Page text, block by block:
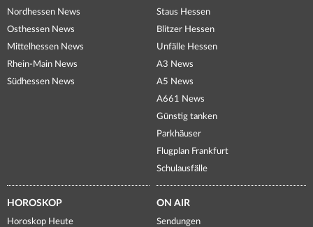
Nordhessen News
Osthessen News
Mittelhessen News
Rhein-Main News
Südhessen News
Staus Hessen
Blitzer Hessen
Unfälle Hessen
A3 News
A5 News
A661 News
Günstig tanken
Parkhäuser
Flugplan Frankfurt
Schulausfälle
HOROSKOP
Horoskop Heute
ON AIR
Sendungen